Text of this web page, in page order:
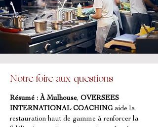
Notre foire aux questions
Résumé : À Mulhouse, OVERSEES
INTERNATIONAL COACHING aide la
restauration haut de gamme à renforcer la